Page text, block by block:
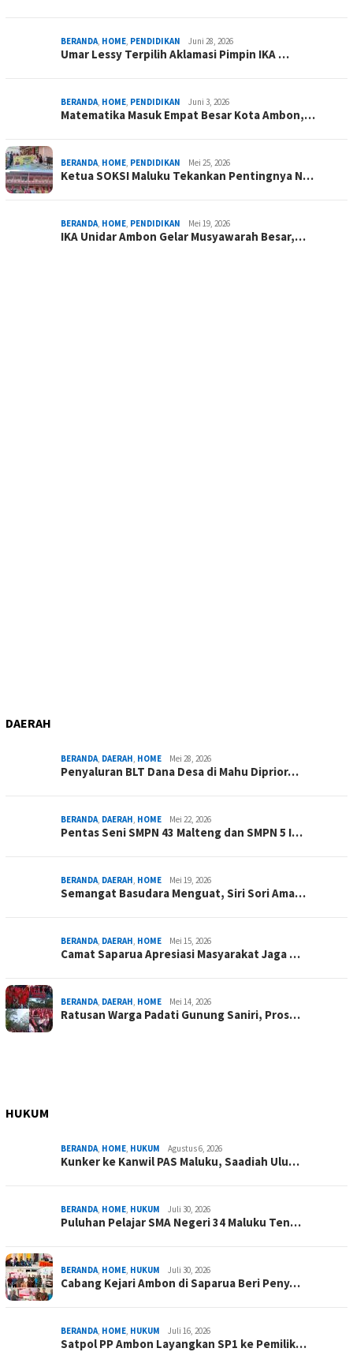
BERANDA, HOME, PENDIDIKAN Juni 28, 2026
Umar Lessy Terpilih Aklamasi Pimpin IKA …
BERANDA, HOME, PENDIDIKAN Juni 3, 2026
Matematika Masuk Empat Besar Kota Ambon,…
BERANDA, HOME, PENDIDIKAN Mei 25, 2026
Ketua SOKSI Maluku Tekankan Pentingnya N…
BERANDA, HOME, PENDIDIKAN Mei 19, 2026
IKA Unidar Ambon Gelar Musyawarah Besar,…
DAERAH
BERANDA, DAERAH, HOME Mei 28, 2026
Penyaluran BLT Dana Desa di Mahu Diprior…
BERANDA, DAERAH, HOME Mei 22, 2026
Pentas Seni SMPN 43 Malteng dan SMPN 5 I…
BERANDA, DAERAH, HOME Mei 19, 2026
Semangat Basudara Menguat, Siri Sori Ama…
BERANDA, DAERAH, HOME Mei 15, 2026
Camat Saparua Apresiasi Masyarakat Jaga …
BERANDA, DAERAH, HOME Mei 14, 2026
Ratusan Warga Padati Gunung Saniri, Pros…
HUKUM
BERANDA, HOME, HUKUM Agustus 6, 2026
Kunker ke Kanwil PAS Maluku, Saadiah Ulu…
BERANDA, HOME, HUKUM Juli 30, 2026
Puluhan Pelajar SMA Negeri 34 Maluku Ten…
BERANDA, HOME, HUKUM Juli 30, 2026
Cabang Kejari Ambon di Saparua Beri Peny…
BERANDA, HOME, HUKUM Juli 16, 2026
Satpol PP Ambon Layangkan SP1 ke Pemilik…